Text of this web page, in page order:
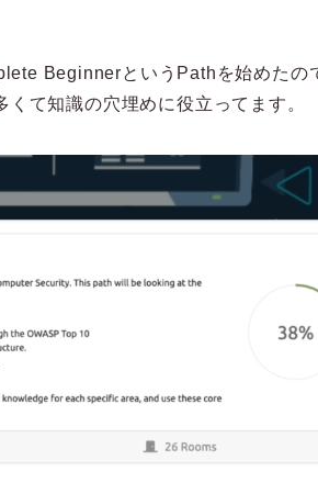
BeginnerというPathを始めたの
て知識の穴埋めに役立ってます。